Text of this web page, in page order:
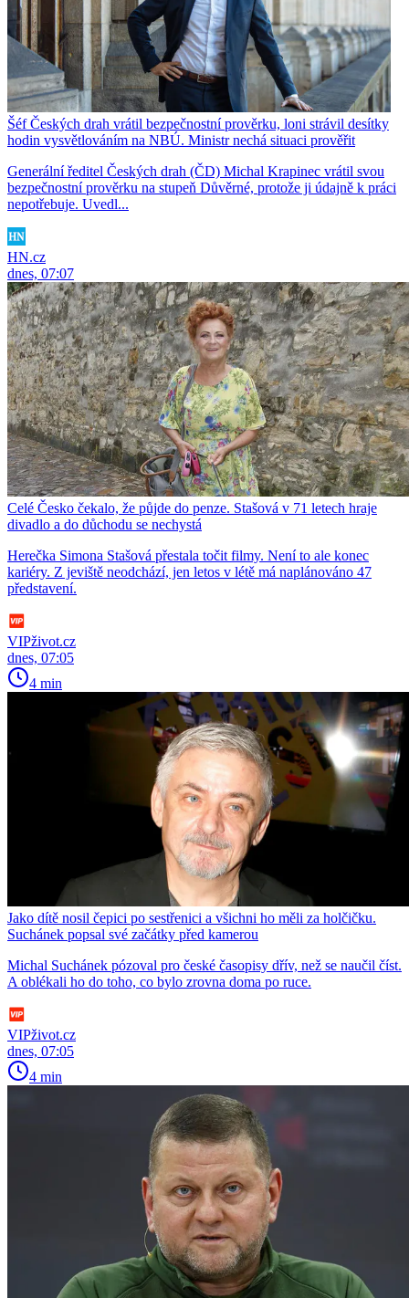
Šéf Českých drah vrátil bezpečnostní prověrku, loni strávil desítky
hodin vysvětlováním na NBÚ. Ministr nechá situaci prověřit
Generální ředitel Českých drah (ČD) Michal Krapinec vrátil svou
bezpečnostní prověrku na stupeň Důvěrné, protože ji údajně k práci
nepotřebuje. Uvedl...
HN.cz
dnes, 07:07
Celé Česko čekalo, že půjde do penze. Stašová v 71 letech hraje
divadlo a do důchodu se nechystá
Herečka Simona Stašová přestala točit filmy. Není to ale konec
kariéry. Z jeviště neodchází, jen letos v létě má naplánováno 47
představení.
VIPživot.cz
dnes, 07:05
4 min
Jako dítě nosil čepici po sestřenici a všichni ho měli za holčičku.
Suchánek popsal své začátky před kamerou
Michal Suchánek pózoval pro české časopisy dřív, než se naučil číst.
A oblékali ho do toho, co bylo zrovna doma po ruce.
VIPživot.cz
dnes, 07:05
4 min